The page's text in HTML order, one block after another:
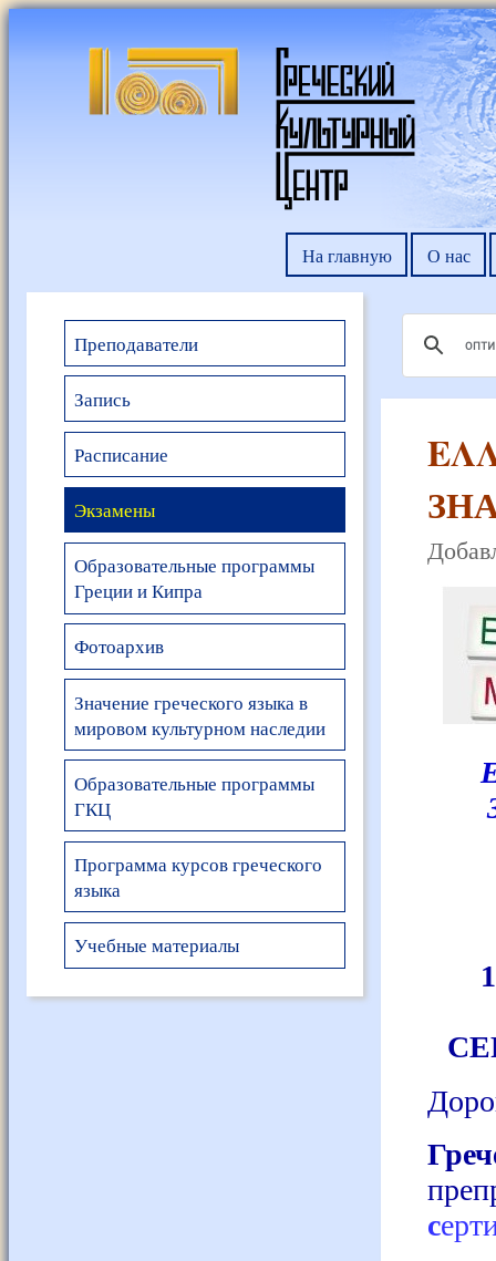
На главную О нас
Преподаватели
Запись
Расписание
Экзамены
Образовательные программы
Греции и Кипра
Фотоархив
Значение греческого языка в
мировом культурном наследии
Образовательные программы
ГКЦ
Программа курсов греческого
языка
Учебные материалы
с